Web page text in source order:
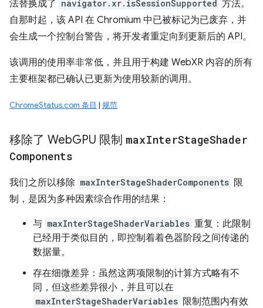
法替换成了 navigator.xr.isSessionSupported 方法。
自那时起，该 API 在 Chromium 中已被标记为已废弃，并
会生成一个控制台警告，将开发者重定向到更新后的 API。
该调用的使用率非常低，并且用于构建 WebXR 内容的所有
主要框架都已确认已更新为使用较新的调用。
ChromeStatus.com 条目 | 规范
移除了 WebGPU 限制 maxInterStageShader
Components
我们之所以移除 maxInterStageShaderComponents 限
制，是因为多种因素综合作用的结果：
与 maxInterStageShaderVariables 重复：此限制
已经用于类似目的，即控制着着色器阶段之间传递的
数据量。
存在细微差异：虽然这两项限制的计算方式略有不
同，但这些差异很小，并且可以在
maxInterStageShaderVariables 限制范围内有效